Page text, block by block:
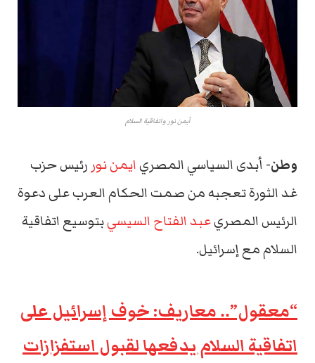
أيمن نور واتفاقية السلام
وطن- أبدى السياسي المصريايمن نور رئيس حزب
غد الثورة تعجبه من صمت الحكام العرب على دعوة
الرئيس المصريعبد الفتاح السيسيبتوسيع اتفاقية
السلام مع إسرائيل.
“معقول”.. معاريف: خوف إسرائيل على
اتفاقية السلام يدفعها لقبول استفزازات